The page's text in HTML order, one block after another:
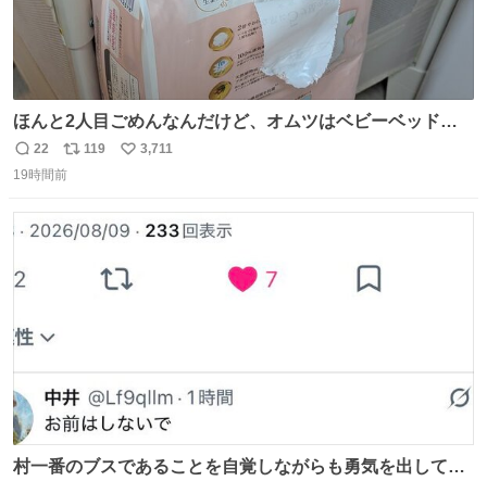
ほんと2人目ごめんなんだけど、オムツはベビーベッドにS
字フックで吊るしてる😂
返
信
22
リ
ポ
ト
119
い
数
3,711
19時間前
村一番のブスであることを自覚しながらも勇気を出して村